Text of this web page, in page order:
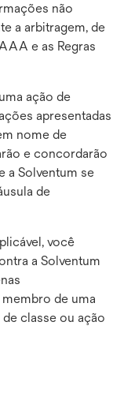
não
a arbitragem, de
e as Regras
ação de
apresentadas
nome de
e concordarão
a Solventum se
de
você
a Solventum
de uma
classe ou ação